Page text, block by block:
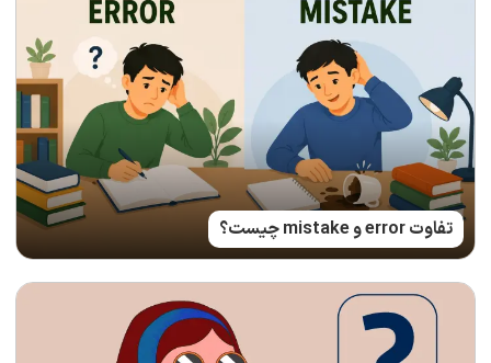
تفاوت error و mistake چیست؟